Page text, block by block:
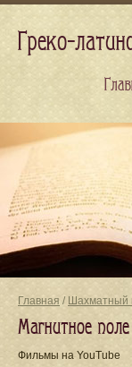
Главная / Шахматный
Магнитное
Фильмы на YouTube
Греко-